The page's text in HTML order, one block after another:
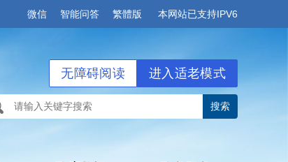
微信 智能问答 繁體版 本网站已支持IPV6
进入适老模式
无障碍阅读